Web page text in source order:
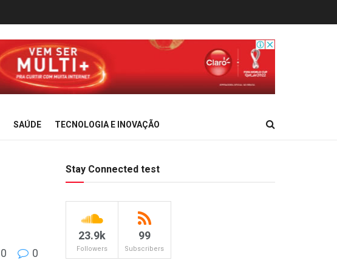
SAÚDE TECNOLOGIA E INOVAÇÃO
0 0
Stay Connected test
23.9k
Followers
99
Subscribers